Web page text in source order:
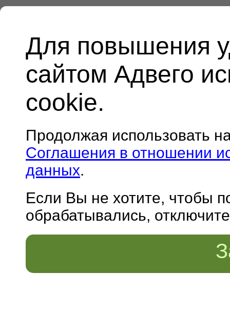
Для повышения
сайтом Адвего
cookie.
Продолжая использовать
Соглашения в отношении
данных.
Если Вы не хотите, чтобы
обрабатывались,